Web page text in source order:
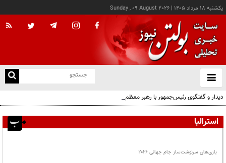
يکشنبه ۱۸ مرداد ۱۴۰۵ |
Sunday , 09 August 2026
باز
و
دیدار و گفتگوی رئیس‌جمهور با رهبر معظم انقلاب درباره مسائل اقتصادی و نظامی کشور
استرالیا
بازی‌های سرنوشت‌ساز جام جهانی ۲۰۲۶